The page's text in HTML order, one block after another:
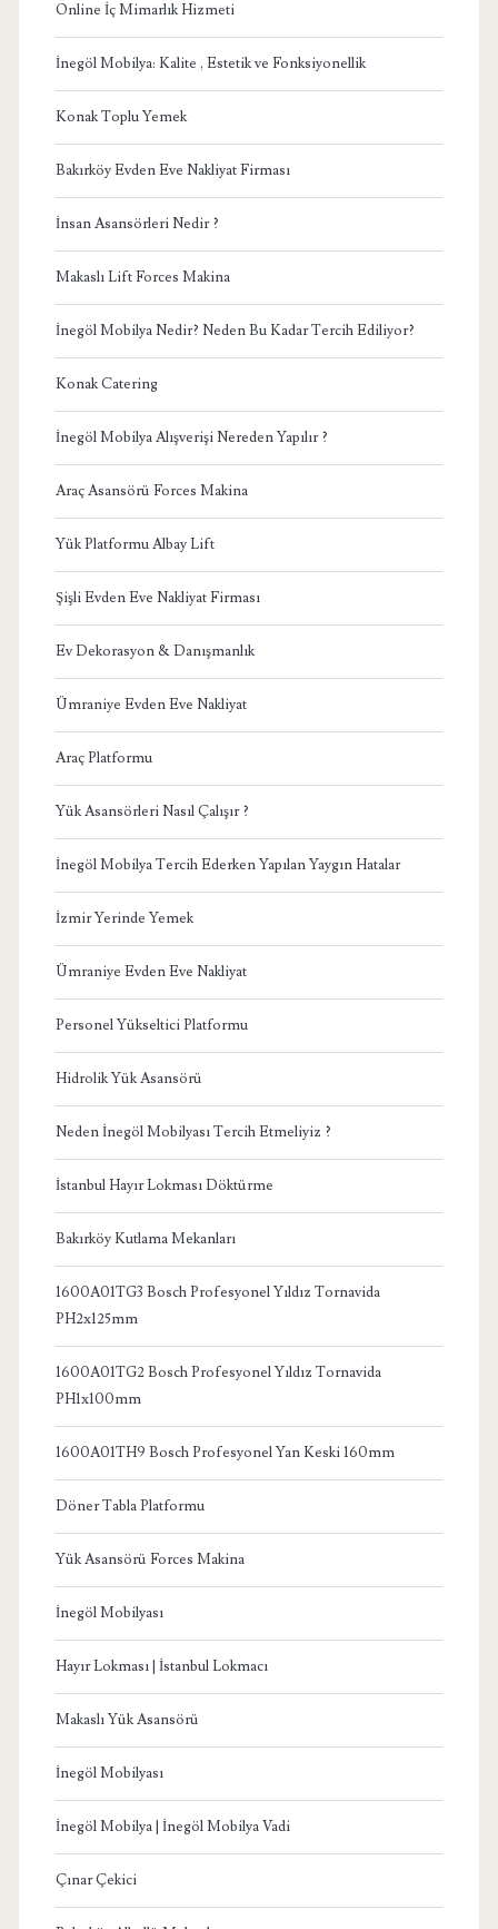
Online İç Mimarlık Hizmeti
İnegöl Mobilya: Kalite , Estetik ve Fonksiyonellik
Konak Toplu Yemek
Bakırköy Evden Eve Nakliyat Firması
İnsan Asansörleri Nedir ?
Makaslı Lift Forces Makina
İnegöl Mobilya Nedir? Neden Bu Kadar Tercih Ediliyor?
Konak Catering
İnegöl Mobilya Alışverişi Nereden Yapılır ?
Araç Asansörü Forces Makina
Yük Platformu Albay Lift
Şişli Evden Eve Nakliyat Firması
Ev Dekorasyon & Danışmanlık
Ümraniye Evden Eve Nakliyat
Araç Platformu
Yük Asansörleri Nasıl Çalışır ?
İnegöl Mobilya Tercih Ederken Yapılan Yaygın Hatalar
İzmir Yerinde Yemek
Ümraniye Evden Eve Nakliyat
Personel Yükseltici Platformu
Hidrolik Yük Asansörü
Neden İnegöl Mobilyası Tercih Etmeliyiz ?
İstanbul Hayır Lokması Döktürme
Bakırköy Kutlama Mekanları
1600A01TG3 Bosch Profesyonel Yıldız Tornavida
PH2x125mm
1600A01TG2 Bosch Profesyonel Yıldız Tornavida
PH1x100mm
1600A01TH9 Bosch Profesyonel Yan Keski 160mm
Döner Tabla Platformu
Yük Asansörü Forces Makina
İnegöl Mobilyası
Hayır Lokması | İstanbul Lokmacı
Makaslı Yük Asansörü
İnegöl Mobilyası
İnegöl Mobilya | İnegöl Mobilya Vadi
Çınar Çekici